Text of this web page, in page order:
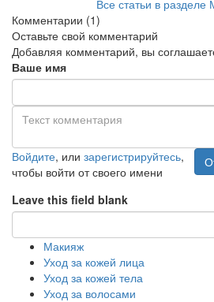
Все статьи в
Комментарии (1)
Оставьте свой комментарий
Добавляя комментарий, вы
Ваше имя
Войдите, или зарегистрируйтесь,
чтобы войти от своего имени
Leave this field blank
Макияж
Уход за кожей лица
Уход за кожей тела
Уход за волосами